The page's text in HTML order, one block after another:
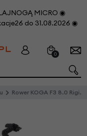
MICRO ◉
do 31.08.2026 ◉
0
Rower KOGA F3 8.0 Rigid (Alfine 11) Silver Mat